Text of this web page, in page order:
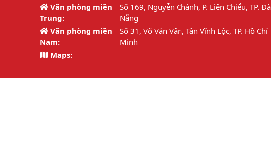
Văn phòng miền
Trung:
Số 169, Nguyễn Chánh, P. Liên Chiểu, TP. Đà
Nẵng
Văn phòng miền
Nam:
Số 31, Võ Văn Vân, Tân Vĩnh Lộc, TP. Hồ Chí
Minh
Maps: